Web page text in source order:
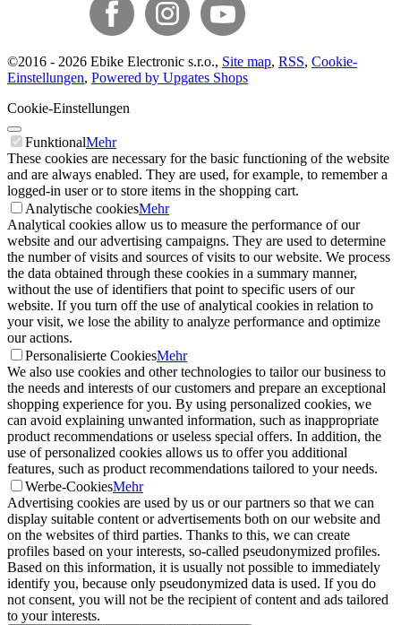
©2016 - 2026 Ebike Electronic s.r.o., Site map, RSS, Cookie-
Einstellungen, Powered by Upgates Shops
Cookie-Einstellungen
FunktionalMehr
These cookies are necessary for the basic functioning of the website
and are always enabled. They are used, for example, to remember a
logged-in user or to store items in the shopping cart.
Analytische cookiesMehr
Analytical cookies allow us to measure the performance of our
website and our advertising campaigns. They are used to determine
the number of visits and sources of visits to our website. We process
the data obtained through these cookies in a summary manner,
without the use of identifiers that point to specific users of our
website. If you turn off the use of analytical cookies in relation to
your visit, we lose the ability to analyze performance and optimize
our actions.
Personalisierte CookiesMehr
We also use cookies and other technologies to tailor our business to
the needs and interests of our customers and prepare an exceptional
shopping experience for you. By using personalized cookies, we
can avoid explaining unwanted information, such as inappropriate
product recommendations or useless special offers. In addition, the
use of personalized cookies allows us to offer you additional
features, such as product recommendations tailored to your needs.
Werbe-CookiesMehr
Advertising cookies are used by us or our partners so that we can
display suitable content or advertisements both on our website and
on the websites of third parties. Thanks to this, we can create
profiles based on your interests, so-called pseudonymized profiles.
Based on this information, it is usually not possible to immediately
identify you, because only pseudonymized data is used. If you do
not consent, you will not be the recipient of content and ads tailored
to your interests.